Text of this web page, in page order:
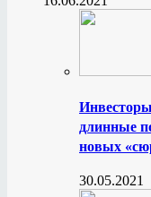
длинные
новых
30.05.2021